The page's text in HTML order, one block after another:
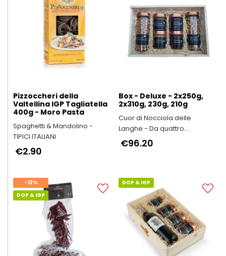
Pizzoccheri della
Valtellina IGP Tagliatella
400g - Moro Pasta
Spaghetti & Mandolino -
TIPICI ITALIANI
€2.90
Box - Deluxe - 2x250g,
2x310g, 230g, 210g
Cuor di Nocciola delle
Langhe - Da quattro
generazioni in Alta Langa
€96.20
-12%
DOP & IGP
DOP & IGP